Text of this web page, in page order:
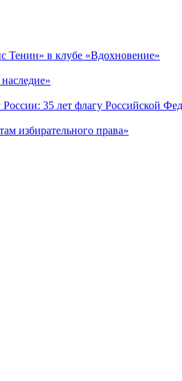
Тенин» в клубе «Вдохновение»
35 лет флагу Российской
избирательного права»